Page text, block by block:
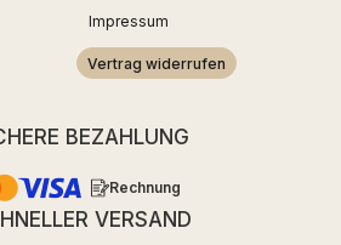
Impressum
Vertrag widerrufen
BEZAHLUNG
Rechnung
VERSAND